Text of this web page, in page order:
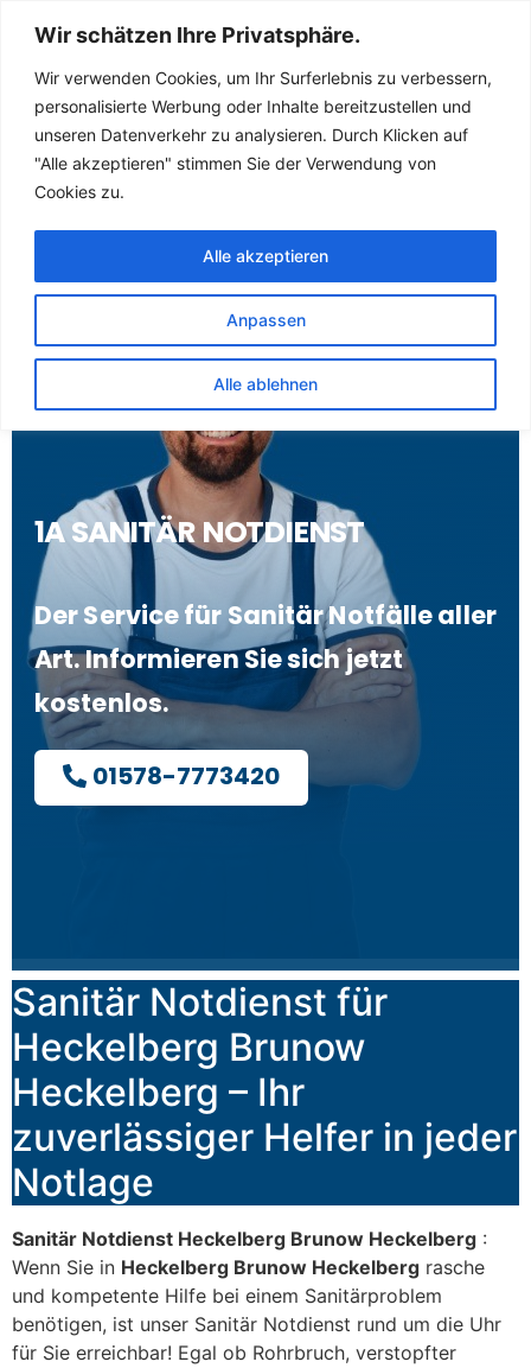
Wir schätzen Ihre Privatsphäre.
Wir verwenden Cookies, um Ihr Surferlebnis zu verbessern,
personalisierte Werbung oder Inhalte bereitzustellen und
unseren Datenverkehr zu analysieren. Durch Klicken auf
"Alle akzeptieren" stimmen Sie der Verwendung von
Cookies zu.
Anpassen
Alle ablehnen
Alle akzeptieren
Sanitär Notdienst
(Klempner) für
Heckelberg Brunow
Heckelberg
1A SANITÄR NOTDIENST
Der Service für Sanitär Notfälle aller
Art. Informieren Sie sich jetzt
kostenlos.
01578-7773420
Sanitär Notdienst für
Heckelberg Brunow
Heckelberg – Ihr
zuverlässiger Helfer in jeder
Notlage
Sanitär Notdienst Heckelberg Brunow Heckelberg :
Wenn Sie in Heckelberg Brunow Heckelberg rasche
und kompetente Hilfe bei einem Sanitärproblem
benötigen, ist unser Sanitär Notdienst rund um die Uhr
für Sie erreichbar! Egal ob Rohrbruch, verstopfter